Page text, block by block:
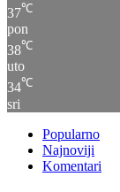
37℃
pon
38℃
uto
34℃
sri
Popularno
Najnoviji
Komentari